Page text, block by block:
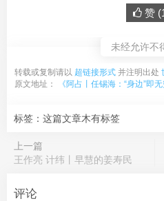
赞 (
未经允许不
转载或复制请以 超链接形式 并注明出处
原文地址：
《阿占丨任锡海：“身边”即无
标签：这篇文章木有标签
上一篇
王作亮 计纬丨早慧的姜寿民
评论